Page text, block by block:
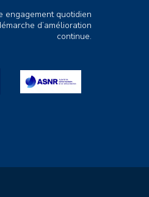
engagement quotidien
d’amélioration
continue.